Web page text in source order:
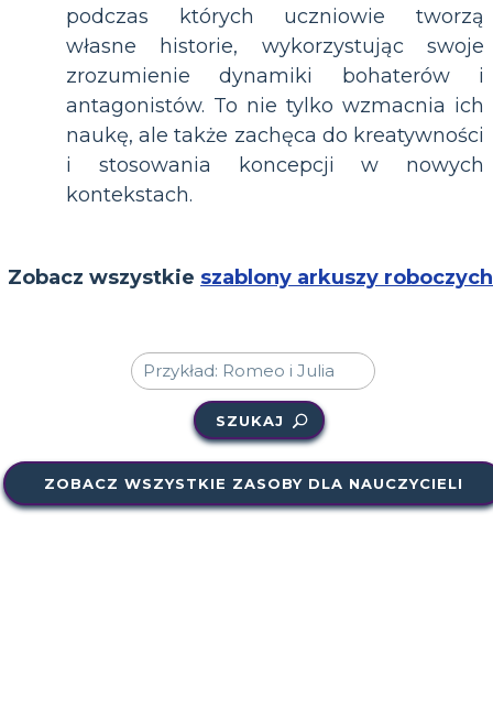
podczas których uczniowie tworzą
własne historie, wykorzystując swoje
zrozumienie dynamiki bohaterów i
antagonistów. To nie tylko wzmacnia ich
naukę, ale także zachęca do kreatywności
i stosowania koncepcji w nowych
kontekstach.
Zobacz wszystkie szablony arkuszy roboczych
SZUKAJ
ZOBACZ WSZYSTKIE ZASOBY DLA NAUCZYCIELI